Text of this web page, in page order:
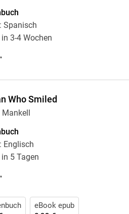
Spanisch
3-4 Wochen
*
Who Smiled
Englisch
5 Tagen
*
eBook epub